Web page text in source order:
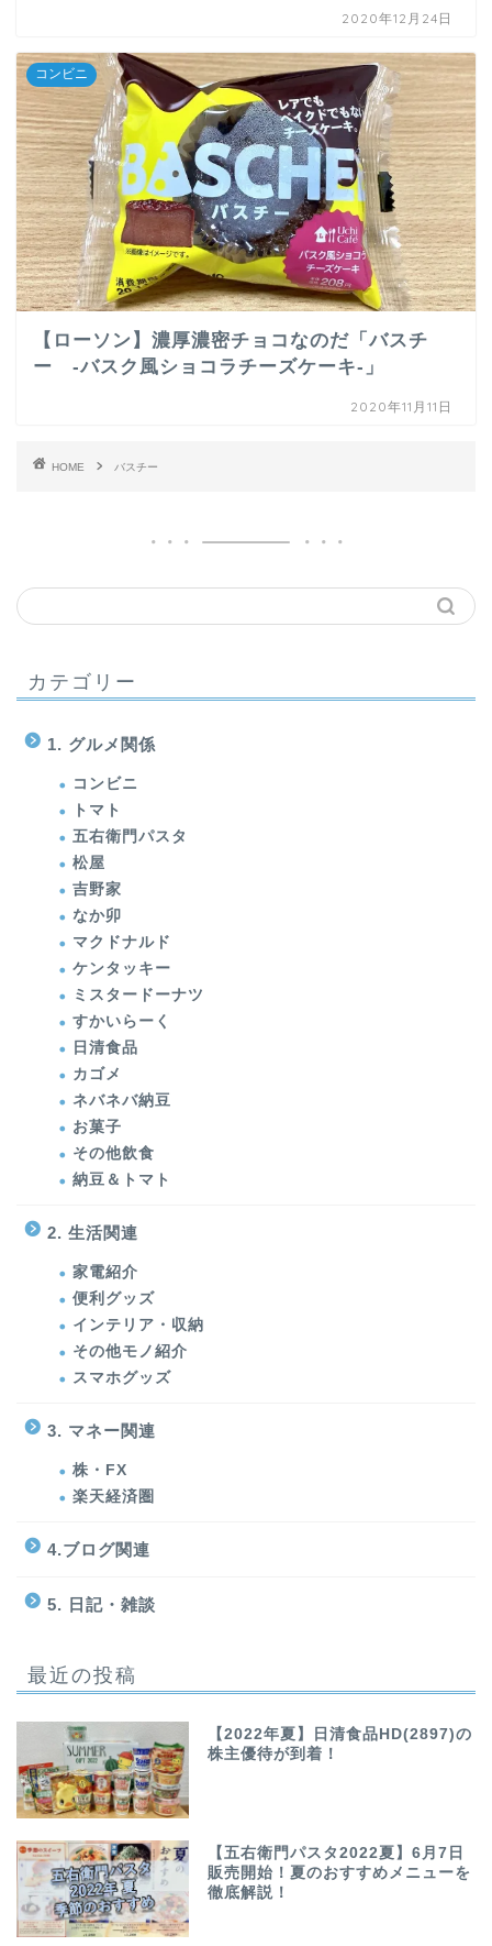
2020年12月24日
コンビニ
【ローソン】濃厚濃密チョコなのだ「バスチ
ー -バスク風ショコラチーズケーキ-」
2020年11月11日
HOME バスチー
カテゴリー
1. グルメ関係
コンビニ
トマト
五右衛門パスタ
松屋
吉野家
なか卯
マクドナルド
ケンタッキー
ミスタードーナツ
すかいらーく
日清食品
カゴメ
ネバネバ納豆
お菓子
その他飲食
納豆＆トマト
2. 生活関連
家電紹介
便利グッズ
インテリア・収納
その他モノ紹介
スマホグッズ
3. マネー関連
株・FX
楽天経済圏
4.ブログ関連
5. 日記・雑談
最近の投稿
【2022年夏】日清食品HD(2897)の
株主優待が到着！
【五右衛門パスタ2022夏】6月7日
販売開始！夏のおすすめメニューを
徹底解説！